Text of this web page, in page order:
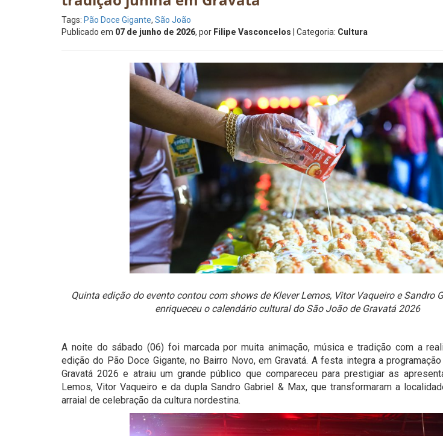
Tags: Pão Doce Gigante, São João
Publicado em 07 de junho de 2026, por Filipe Vasconcelos | Categoria: Cultura
Quinta edição do evento contou com shows de Klever Lemos, Vitor Vaqueiro e Sandro
enriqueceu o calendário cultural do São João de Gravatá 2026
A noite do sábado (06) foi marcada por muita animação, música e tradição com a
edição do Pão Doce Gigante, no Bairro Novo, em Gravatá. A festa integra a
Gravatá 2026 e atraiu um grande público que compareceu para prestigiar as
Lemos, Vitor Vaqueiro e da dupla Sandro Gabriel & Max, que transformaram a
arraial de celebração da cultura nordestina.